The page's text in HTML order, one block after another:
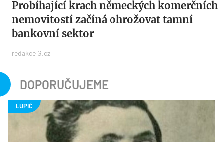
Probíhající krach německých komerčních
nemovitostí začíná ohrožovat tamní
bankovní sektor
redakce G.cz
DOPORUČUJEME